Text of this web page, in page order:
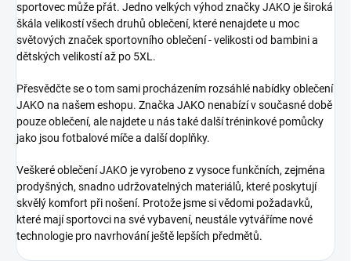
sportovec může přát. Jedno velkých výhod značky JAKO je široká
škála velikostí všech druhů oblečení, které nenajdete u moc
světových značek sportovního oblečení - velikosti od bambini a
dětských velikostí až po 5XL.
Přesvědčte se o tom sami procházením rozsáhlé nabídky oblečení
JAKO na našem eshopu. Značka JAKO nenabízí v současné době
pouze oblečení, ale najdete u nás také další tréninkové pomůcky
jako jsou fotbalové míče a další doplňky.
Veškeré oblečení JAKO je vyrobeno z vysoce funkčních, zejména
prodyšných, snadno udržovatelných materiálů, které poskytují
skvělý komfort při nošení. Protože jsme si vědomi požadavků,
které mají sportovci na své vybavení, neustále vytváříme nové
technologie pro navrhování ještě lepších předmětů.